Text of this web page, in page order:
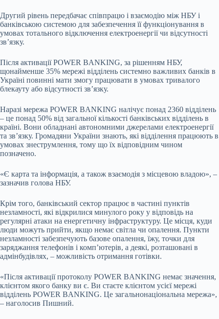
Другий рівень передбачає співпрацю і взаємодію між НБУ і
банківською системою для забезпечення її функціонування в
умовах тотального відключення електроенергії чи відсутності
зв’язку.
Після активації POWER BANKING, за рішенням НБУ,
щонайменше 35% мережі відділень системно важливих банків в
Україні повинні мати змогу працювати в умовах тривалого
блекауту або відсутності зв’язку.
Наразі мережа POWER BANKING налічує понад 2360 відділень
– це понад 50% від загальної кількості банківських відділень в
країні. Вони обладнані автономними джерелами електроенергії
та зв’язку. Громадяни України знають, які відділення працюють в
умовах знеструмлення, тому що їх відповідним чином
позначено.
«Є карта та інформація, а також взаємодія з місцевою владою», –
зазначив голова НБУ.
Крім того, банківський сектор працює в частині пунктів
незламності, які відкрилися минулого року у відповідь на
регулярні атаки на енергетичну інфраструктуру. Це місця, куди
люди можуть прийти, якщо немає світла чи опалення. Пункти
незламності забезпечують базове опалення, їжу, точки для
заряджання телефонів і комп’ютерів, а деякі, розташовані в
адмінбудівлях, – можливість отримання готівки.
«Після активації протоколу POWER BANKING немає значення,
клієнтом якого банку ви є. Ви стаєте клієнтом усієї мережі
відділень POWER BANKING. Це загальнонаціональна мережа»,
– наголосив Пишний.